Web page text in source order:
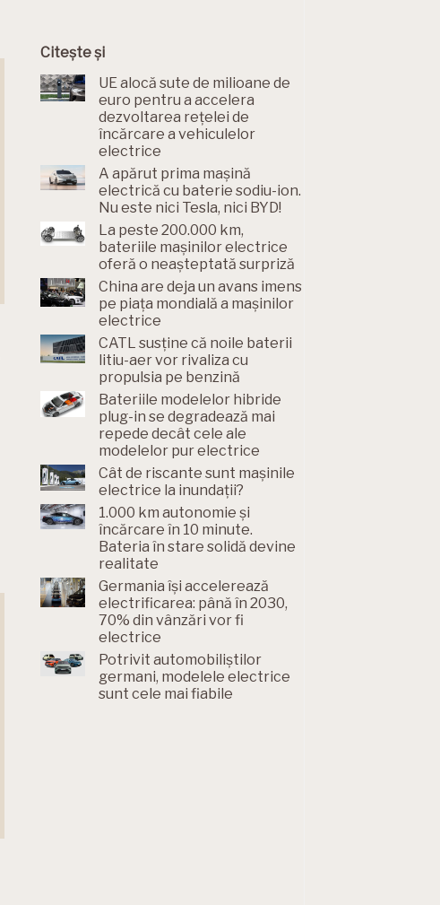
Citește și
UE alocă sute de milioane de
euro pentru a accelera
dezvoltarea rețelei de
încărcare a vehiculelor
electrice
A apărut prima mașină
electrică cu baterie sodiu-ion.
Nu este nici Tesla, nici BYD!
La peste 200.000 km,
bateriile mașinilor electrice
oferă o neașteptată surpriză
China are deja un avans imens
pe piața mondială a mașinilor
electrice
CATL susține că noile baterii
litiu-aer vor rivaliza cu
propulsia pe benzină
Bateriile modelelor hibride
plug-in se degradează mai
repede decât cele ale
modelelor pur electrice
Cât de riscante sunt mașinile
electrice la inundații?
1.000 km autonomie și
încărcare în 10 minute.
Bateria în stare solidă devine
realitate
Germania își accelerează
electrificarea: până în 2030,
70% din vânzări vor fi
electrice
Potrivit automobiliștilor
germani, modelele electrice
sunt cele mai fiabile